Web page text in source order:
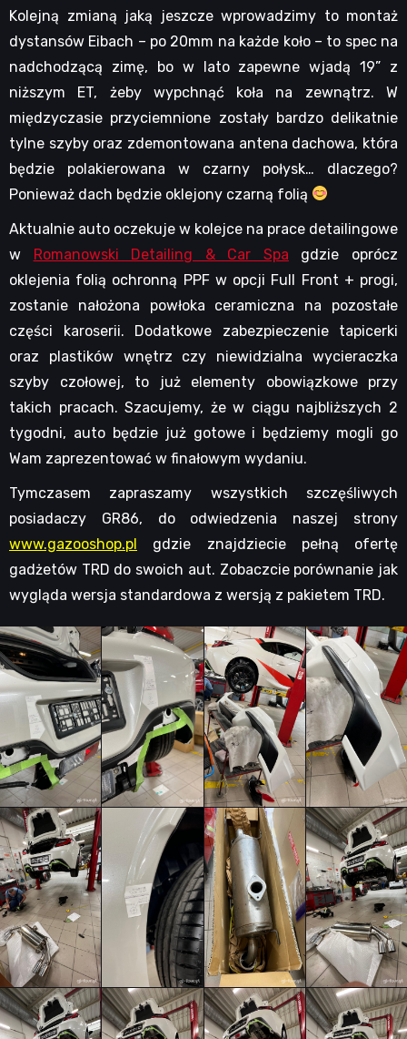
Kolejną zmianą jaką jeszcze wprowadzimy to montaż
dystansów Eibach – po 20mm na każde koło – to spec na
nadchodzącą zimę, bo w lato zapewne wjadą 19” z
niższym ET, żeby wypchnąć koła na zewnątrz. W
międzyczasie przyciemnione zostały bardzo delikatnie
tylne szyby oraz zdemontowana antena dachowa, która
będzie polakierowana w czarny połysk… dlaczego?
Ponieważ dach będzie oklejony czarną folią
Aktualnie auto oczekuje w kolejce na prace detailingowe
w Romanowski Detailing & Car Spa gdzie oprócz
oklejenia folią ochronną PPF w opcji Full Front + progi,
zostanie nałożona powłoka ceramiczna na pozostałe
części karoserii. Dodatkowe zabezpieczenie tapicerki
oraz plastików wnętrz czy niewidzialna wycieraczka
szyby czołowej, to już elementy obowiązkowe przy
takich pracach. Szacujemy, że w ciągu najbliższych 2
tygodni, auto będzie już gotowe i będziemy mogli go
Wam zaprezentować w finałowym wydaniu.
Tymczasem zapraszamy wszystkich szczęśliwych
posiadaczy GR86, do odwiedzenia naszej strony
www.gazooshop.pl gdzie znajdziecie pełną ofertę
gadżetów TRD do swoich aut. Zobaczcie porównanie jak
wygląda wersja standardowa z wersją z pakietem TRD.